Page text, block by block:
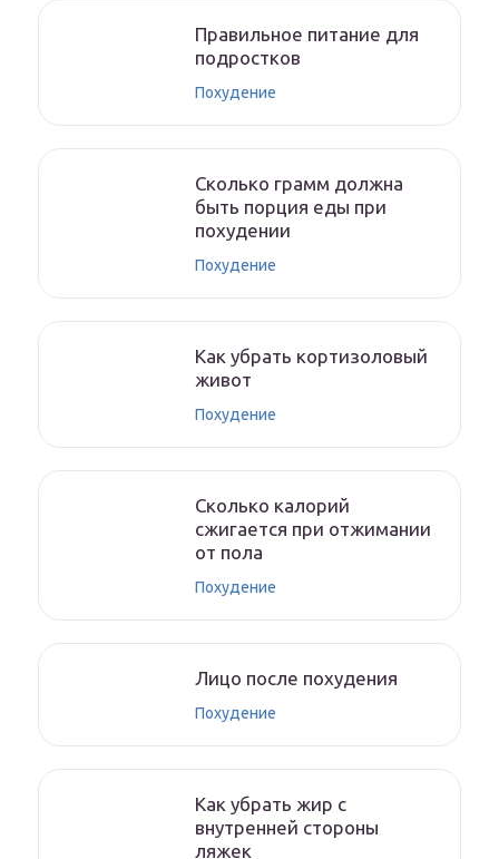
Правильное питание для
подростков
Похудение
Сколько грамм должна
быть порция еды при
похудении
Похудение
Как убрать кортизоловый
живот
Похудение
Сколько калорий
сжигается при отжимании
от пола
Похудение
Лицо после похудения
Похудение
Как убрать жир с
внутренней стороны
ляжек